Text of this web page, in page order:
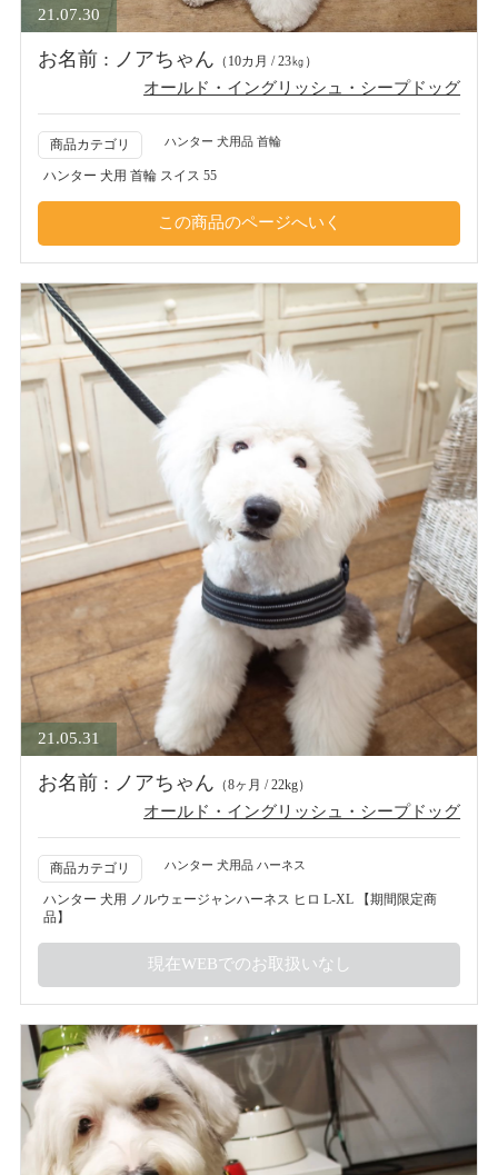
21.07.30
お名前 : ノアちゃん （10カ月 / 23㎏）
オールド・イングリッシュ・シープドッグ
商品カテゴリ ハンター 犬用品 首輪
ハンター 犬用 首輪 スイス 55
21.05.31
お名前 : ノアちゃん （8ヶ月 / 22kg）
オールド・イングリッシュ・シープドッグ
商品カテゴリ ハンター 犬用品 ハーネス
ハンター 犬用 ノルウェージャンハーネス ヒロ L-XL 【期間限定商
品】